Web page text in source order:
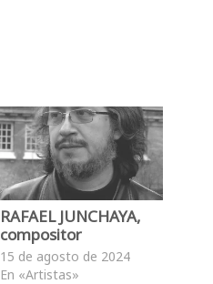
RAFAEL JUNCHAYA,
compositor
15 de agosto de 2024
En «Artistas»